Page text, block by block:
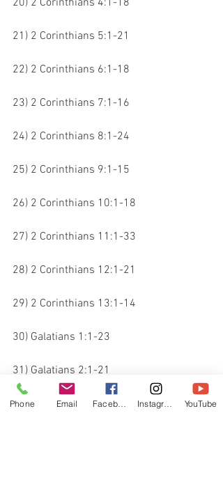
20) 2 Corinthians 4:1-18
21) 2 Corinthians 5:1-21
22) 2 Corinthians 6:1-18
23) 2 Corinthians 7:1-16
24) 2 Corinthians 8:1-24
25) 2 Corinthians 9:1-15
26) 2 Corinthians 10:1-18
27) 2 Corinthians 11:1-33
28) 2 Corinthians 12:1-21
29) 2 Corinthians 13:1-14
30) Galatians 1:1-23
31) Galatians 2:1-21
#scripture #biblestudy
#pastorberniesamples
Phone Email YouTube